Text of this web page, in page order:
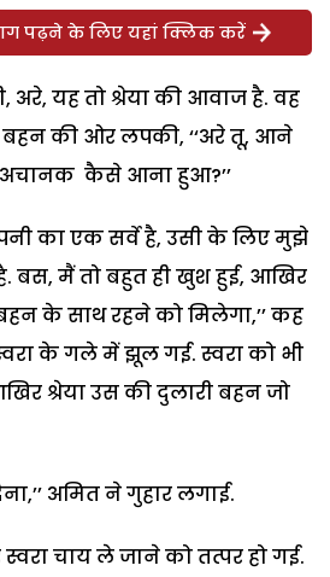
पढ़ने के लिए यहां क्लिक करें
अरे, यह तो श्रेया की आवाज है. वह
की ओर लपकी, ‘‘अरे तू, आने
अचानक कैसे आना हुआ?’’
का एक सर्वे है, उसी के लिए मुझे
बस, मैं तो बहुत ही खुश हुई, आखिर
के साथ रहने को मिलेगा,’’ कह
के गले में झूल गई. स्वरा को भी
श्रेया उस की दुलारी बहन जो
अमित ने गुहार लगाई.
चाय ले जाने को तत्पर हो गई.